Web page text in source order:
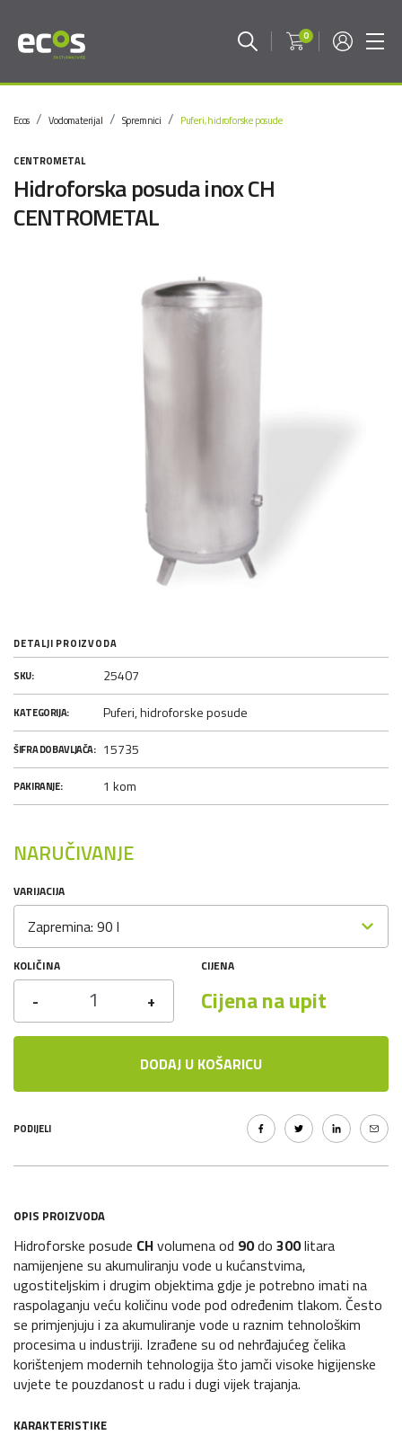
0
Ecos Vodomaterijal Spremnici Puferi, hidroforske posude
CENTROMETAL
Hidroforska posuda inox CH
CENTROMETAL
DETALJI PROIZVODA
SKU: 25407
KATEGORIJA: Puferi, hidroforske posude
ŠIFRA DOBAVLJAČA: 15735
PAKIRANJE: 1 kom
NARUČIVANJE
VARIJACIJA
Zapremina: 90 l
KOLIČINA
- +
CIJENA
Cijena na upit
DODAJ U KOŠARICU
PODIJELI
OPIS PROIZVODA
Hidroforske posude CHvolumena od 90do 300litara
namijenjene su akumuliranju vode u kućanstvima,
ugostiteljskim i drugim objektima gdje je potrebno imati na
raspolaganju veću količinu vode pod određenim tlakom. Često
se primjenjuju i za akumuliranje vode u raznim tehnološkim
procesima u industriji. Izrađene su od nehrđajućeg čelika
korištenjem modernih tehnologija što jamči visoke higijenske
uvjete te pouzdanost u radu i dugi vijek trajanja.
KARAKTERISTIKE